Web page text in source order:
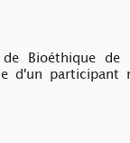
Bioéthique de
d'un participant